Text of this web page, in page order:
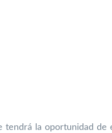
la oportunidad de